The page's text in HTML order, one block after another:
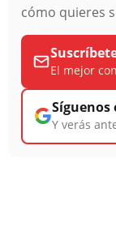
cómo quieres
El mejor
Síguenos
Y verás